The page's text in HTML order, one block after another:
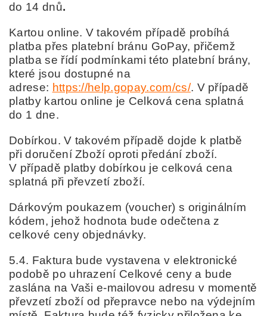
do 14 dnů.
Kartou online. V takovém případě probíhá
platba přes platební bránu GoPay, přičemž
platba se řídí podmínkami této platební brány,
které jsou dostupné na
adrese: https://help.gopay.com/cs/. V případě
platby kartou online je Celková cena splatná
do 1 dne.
Dobírkou. V takovém případě dojde k platbě
při doručení Zboží oproti předání zboží.
V případě platby dobírkou je celková cena
splatná při převzetí zboží.
Dárkovým poukazem (voucher) s originálním
kódem, jehož hodnota bude odečtena z
celkové ceny objednávky.
5.4. Faktura bude vystavena v elektronické
podobě po uhrazení Celkové ceny a bude
zaslána na Vaši e-mailovou adresu v momentě
převzetí zboží od přepravce nebo na výdejním